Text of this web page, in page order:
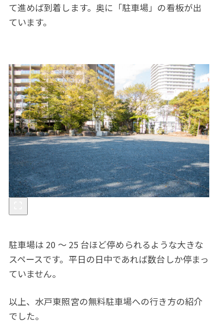
て進めば到着します。奥に「駐車場」の看板が出
ています。
駐車場は 20 ～ 25 台ほど停められるような大きな
スペースです。平日の日中であれば数台しか停まっ
ていません。
以上、水戸東照宮の無料駐車場への行き方の紹介
でした。